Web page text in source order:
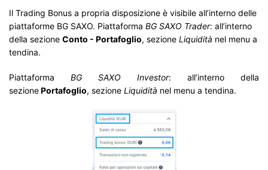
Il Trading Bonus a propria disposizione è visibile all’interno delle
piattaforme BG SAXO. Piattaforma BG SAXO Trader: all’interno
della sezione Conto - Portafoglio, sezione Liquidità nel menu a
tendina.
Piattaforma BG SAXO Investor: all’interno della
sezionePortafoglio, sezione Liquidità nel menu a tendina.